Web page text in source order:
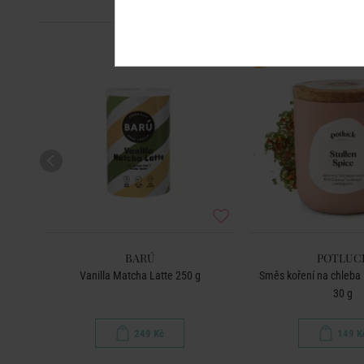
BARÚ
Vanilla Matcha Latte 250 g
249 Kč
Směs koření na chleba
30 g
149